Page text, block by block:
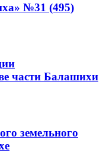
№31 (495)
части Балашихи
земельного